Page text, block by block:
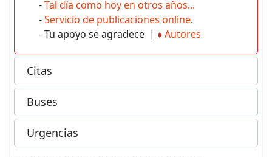
-Tal día como hoy en otros años...
-Servicio de publicaciones online.
- Tu apoyo se agradece | ♦Autores
Citas
Buses
Urgencias